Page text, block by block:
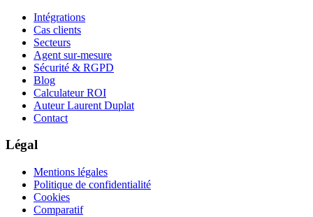
Intégrations
Cas clients
Secteurs
Agent sur-mesure
Sécurité & RGPD
Blog
Calculateur ROI
Auteur Laurent Duplat
Contact
Légal
Mentions légales
Politique de confidentialité
Cookies
Comparatif